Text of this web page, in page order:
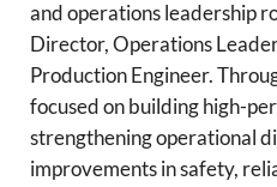
and operations leadership
Director, Operations
Production Engineer.
focused on building high-
strengthening operational
improvements in safety,